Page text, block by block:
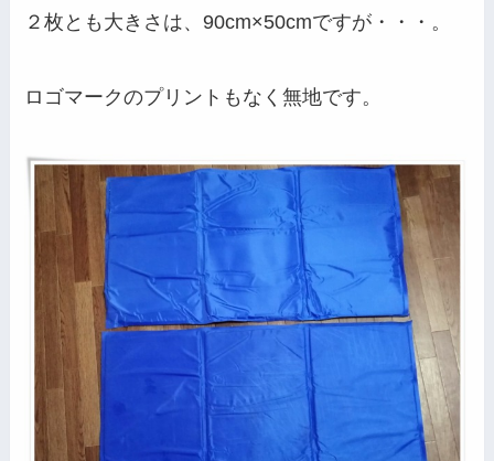
２枚とも大きさは、90cm×50cmですが・・・。
ロゴマークのプリントもなく無地です。